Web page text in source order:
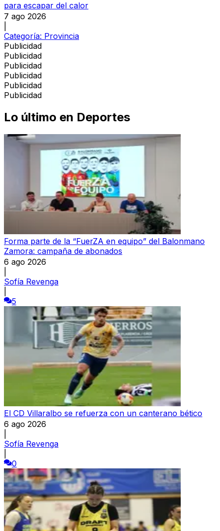
para escapar del calor
7 ago 2026
Categoría: Provincia
Publicidad
Publicidad
Publicidad
Publicidad
Publicidad
Publicidad
Lo último en Deportes
Forma parte de la “FuerZA en equipo” del Balonmano
Zamora: campaña de abonados
6 ago 2026
Sofía Revenga
5
El CD Villaralbo se refuerza con un canterano bético
6 ago 2026
Sofía Revenga
0